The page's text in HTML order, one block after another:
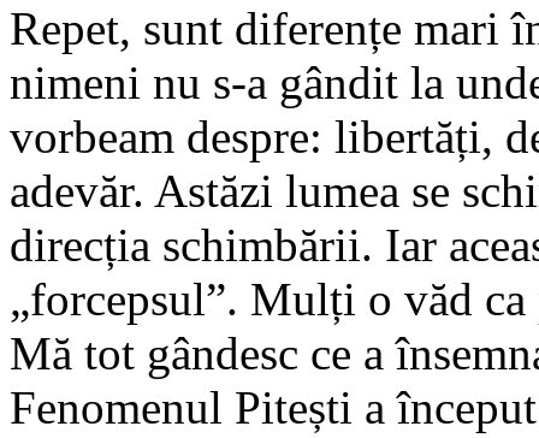
Repet, sunt diferențe mari
nimeni nu s-a gândit la
vorbeam despre: libertăți,
adevăr. Astăzi lumea se
direcția schimbării. Iar
„forcepsul”. Mulți o văd
Mă tot gândesc ce a
Fenomenul Pitești a